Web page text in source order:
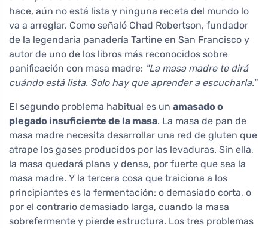
hace, aún no está lista y ninguna receta del mundo lo
va a arreglar. Como señaló Chad Robertson, fundador
de la legendaria panadería Tartine en San Francisco y
autor de uno de los libros más reconocidos sobre
panificación con masa madre: "La masa madre te dirá
cuándo está lista. Solo hay que aprender a escucharla."
El segundo problema habitual es un amasado o
plegado insuficiente de la masa. La masa de pan de
masa madre necesita desarrollar una red de gluten que
atrape los gases producidos por las levaduras. Sin ella,
la masa quedará plana y densa, por fuerte que sea la
masa madre. Y la tercera cosa que traiciona a los
principiantes es la fermentación: o demasiado corta, o
por el contrario demasiado larga, cuando la masa
sobrefermente y pierde estructura. Los tres problemas